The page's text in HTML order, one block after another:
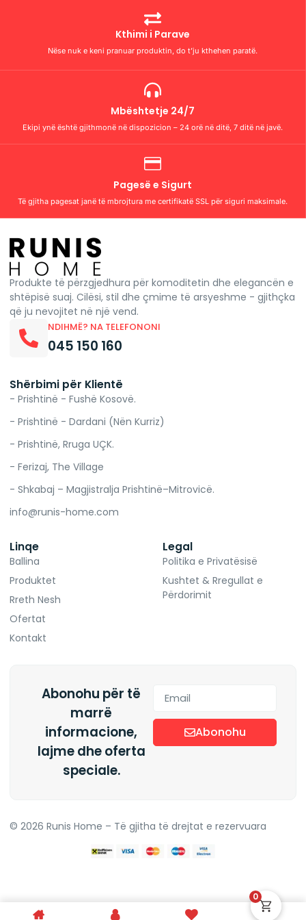
Kthimi i Parave
Nëse nuk e keni pranuar produktin, do t’ju kthehen paratë.
Mbështetje 24/7
Ekipi ynë është gjithmonë në dispozicion – 24 orë në ditë, 7 ditë në javë.
Pagesë e Sigurt
Të gjitha pagesat janë të mbrojtura me certifikatë SSL për siguri maksimale.
Produkte të përzgjedhura për komoditetin dhe elegancën e
shtëpisë suaj. Cilësi, stil dhe çmime të arsyeshme - gjithçka
që ju nevojitet në një vend.
NDIHMË? NA TELEFONONI
045 150 160
Shërbimi për Klientë
- Prishtinë - Fushë Kosovë.
- Prishtinë - Dardani (Nën Kurriz)
- Prishtinë, Rruga UÇK.
- Ferizaj, The Village
- Shkabaj – Magjistralja Prishtinë–Mitrovicë.
info@runis-home.com
Linqe
Ballina
Produktet
Rreth Nesh
Ofertat
Kontakt
Legal
Politika e Privatësisë
Kushtet & Rregullat e
Përdorimit
Abonohu për të
marrë
informacione,
lajme dhe oferta
speciale.
Abonohu
© 2026 Runis Home – Të gjitha të drejtat e rezervuara
0